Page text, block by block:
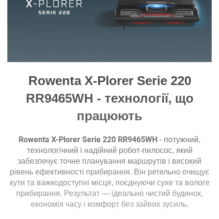
перешкод:
є
Живлення
акумулятор
акумулятора:
Li-Ion
Час
заряджання
акумулятора:
Час роботи від
акумулятора
на 1 заряді:
120 хв
Rowenta X-Plorer Serie 220
RR9465WH - технології, що
працюють
Rowenta X-Plorer Serie 220 RR9465WH - потужний,
технологічний і надійний робот-пилосос, який
забезпечує точне планування маршрутів і високий
рівень ефективності прибирання. Він ретельно очищує
кути та важкодоступні місця, поєднуючи сухе та вологе
прибирання. Результат — ідеально чистий будинок,
економія часу і комфорт без зайвих зусиль.